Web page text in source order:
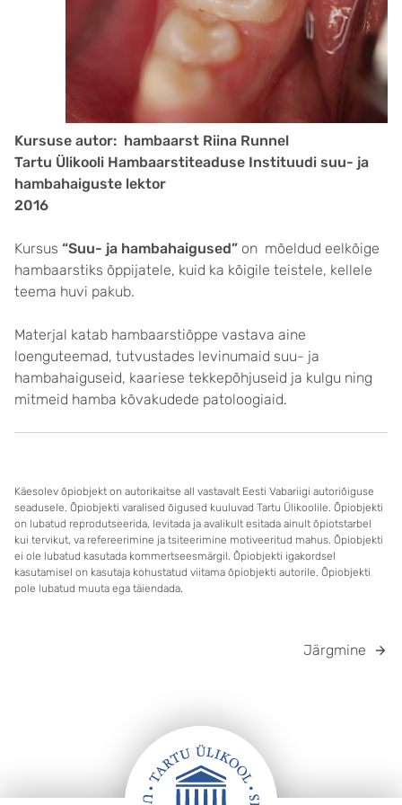
Kursuse autor: hambaarst Riina Runnel
Tartu Ülikooli Hambaarstiteaduse Instituudi suu- ja
hambahaiguste lektor
2016
Kursus “Suu- ja hambahaigused” on mõeldud eelkõige
hambaarstiks õppijatele, kuid ka kõigile teistele, kellele
teema huvi pakub.
Materjal katab hambaarstiõppe vastava aine
loenguteemad, tutvustades levinumaid suu- ja
hambahaiguseid, kaariese tekkepõhjuseid ja kulgu ning
mitmeid hamba kõvakudede patoloogiaid.
Käesolev õpiobjekt on autorikaitse all vastavalt Eesti Vabariigi autoriõiguse
seadusele. Õpiobjekti varalised õigused kuuluvad Tartu Ülikoolile. Õpiobjekti
on lubatud reprodutseerida, levitada ja avalikult esitada ainult õpiotstarbel
kui tervikut, va refereerimine ja tsiteerimine motiveeritud mahus. Õpiobjekti
ei ole lubatud kasutada kommertseesmärgil. Õpiobjekti igakordsel
kasutamisel on kasutaja kohustatud viitama õpiobjekti autorile. Õpiobjekti
pole lubatud muuta ega täiendada.
Järgmine